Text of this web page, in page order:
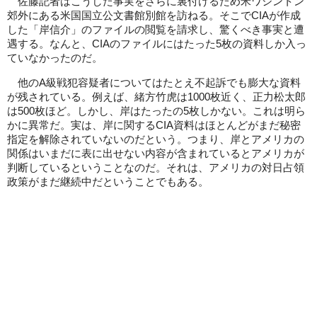
郊外にある米国国立公文書館別館を訪ねる。そこでCIAが作成
した「岸信介」のファイルの閲覧を請求し、驚くべき事実と遭
遇する。なんと、CIAのファイルにはたった5枚の資料しか入っ
ていなかったのだ。
他のA級戦犯容疑者についてはたとえ不起訴でも膨大な資料
が残されている。例えば、緒方竹虎は1000枚近く、正力松太郎
は500枚ほど。しかし、岸はたったの5枚しかない。これは明ら
かに異常だ。実は、岸に関するCIA資料はほとんどがまだ秘密
指定を解除されていないのだという。つまり、岸とアメリカの
関係はいまだに表に出せない内容が含まれているとアメリカが
判断しているということなのだ。それは、アメリカの対日占領
政策がまだ継続中だということでもある。